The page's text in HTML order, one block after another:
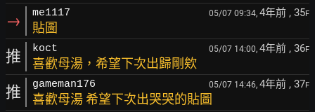
→ me1117 05/07 09:34, 4年前 , 35F
貼圖
推 koct 05/07 14:00, 4年前 , 36F
喜歡母湯，希望下次出歸剛欸
推 gameman176 05/07 14:46, 4年前 , 37F
喜歡母湯 希望下次出哭哭的貼圖